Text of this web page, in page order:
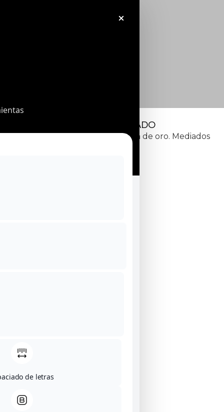
APLIQUE DORADO
Aplique de metal dorado al pan de oro. Mediados
de letras